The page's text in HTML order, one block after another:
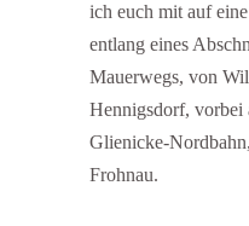
ich euch mit auf
entlang eines
Mauerwegs, von
Hennigsdorf, vorbei
Glienicke-
Frohnau.